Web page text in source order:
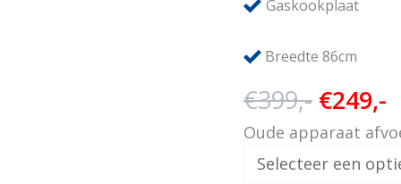
Gaskookplaat
Breedte 86cm
€399,-
prijs
was:
€249,-
Oude apparaat